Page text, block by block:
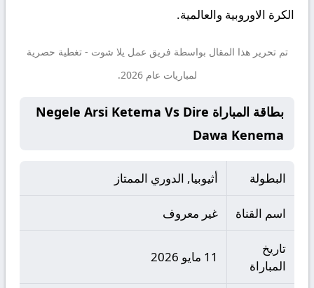
الكرة الاوروبية والعالمية.
تم تحرير هذا المقال بواسطة فريق عمل يلا شوت - تغطية حصرية
لمباريات عام 2026.
بطاقة المباراة Negele Arsi Ketema Vs Dire
Dawa Kenema
البطولة أثيوبيا, الدوري الممتاز
اسم القناة غير معروف
تاريخ
المباراة
11 مايو 2026